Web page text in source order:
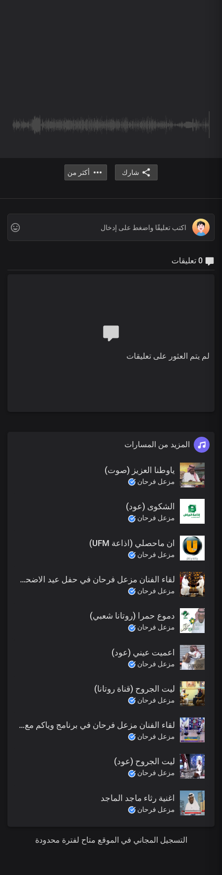
شارك أكثر من
لم يتم العثور على تعليقات
المزيد من المسارات
ياوطنا العزيز (صوت)
مزعل فرحان
الشكوى (عود)
مزعل فرحان
ان ماحصلي (اذاعة UFM)
مزعل فرحان
لقاء الفنان مزعل فرحان في حفل عيد الاضحى في قطر صوت الريان 2016
مزعل فرحان
دموع حمرا (روتانا شعبي)
مزعل فرحان
اعميت عيني (عود)
مزعل فرحان
ليت الجروح (قناة روتانا)
مزعل فرحان
لقاء الفنان مزعل فرحان في برنامج وياكم مع سعيد على قناة الظفرة 2017
مزعل فرحان
ليت الجروح (عود)
مزعل فرحان
اغنية رثاء ماجد الماجد
مزعل فرحان
التسجيل المجاني في الموقع متاح لفترة محدودة